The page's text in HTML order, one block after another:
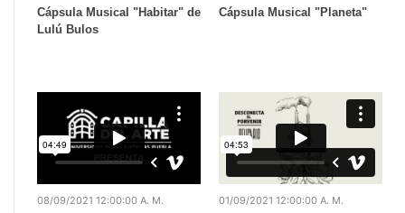
Cápsula Musical "Habitar" de
Lulú Bulos
Cápsula Musical "Planeta"
08/09/2021 12:00:00 A. M. 01/09/2021 12:00:00 A. M.